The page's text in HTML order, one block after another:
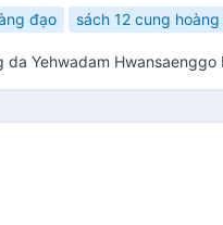
đạo sách 12 cung
Yehwadam